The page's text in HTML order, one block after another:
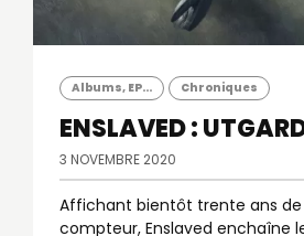
Albums, EP... Chroniques
ENSLAVED :
3 NOVEMBRE 2020
Affichant bientôt trente ans de
compteur, Enslaved enchaîne